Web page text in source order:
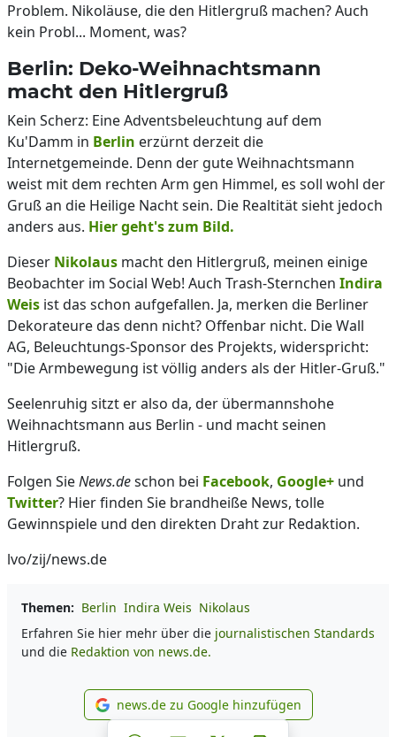
Problem. Nikoläuse, die den Hitlergruß machen? Auch
kein Probl... Moment, was?
Berlin: Deko-Weihnachtsmann
macht den Hitlergruß
Kein Scherz: Eine Adventsbeleuchtung auf dem
Ku'Damm in Berlin erzürnt derzeit die
Internetgemeinde. Denn der gute Weihnachtsmann
weist mit dem rechten Arm gen Himmel, es soll wohl der
Gruß an die Heilige Nacht sein. Die Realtität sieht jedoch
anders aus. Hier geht's zum Bild.
Dieser Nikolaus macht den Hitlergruß, meinen einige
Beobachter im Social Web! Auch Trash-Sternchen Indira
Weis ist das schon aufgefallen. Ja, merken die Berliner
Dekorateure das denn nicht? Offenbar nicht. Die Wall
AG, Beleuchtungs-Sponsor des Projekts, widerspricht:
"Die Armbewegung ist völlig anders als der Hitler-Gruß."
Seelenruhig sitzt er also da, der übermannshohe
Weihnachtsmann aus Berlin - und macht seinen
Hitlergruß.
Folgen SieNews.deschon bei Facebook, Google+ und
Twitter? Hier finden Sie brandheiße News, tolle
Gewinnspiele und den direkten Draht zur Redaktion.
lvo/zij/news.de
Themen: Berlin Indira Weis Nikolaus
Erfahren Sie hier mehr über die journalistischen Standards
und die Redaktion von news.de.
news.de zu Google
news.de zu Google hinzufügen